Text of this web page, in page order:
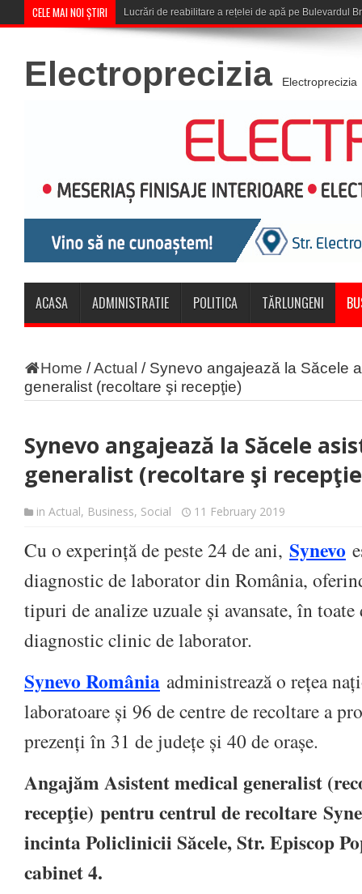
CELE MAI NOI ȘTIRI Corona Brașov se califică în Turul
Electroprecizia Electroprecizia
ACASA ADMINISTRATIE POLITICA TĂRLUNGENI
Home /Actual / Synevo angajează la Săcele
generalist (recoltare şi recepţie)
Synevo angajează la Săcele
generalist (recoltare şi
in Actual, Business, Social 11 February 2019
Cu o experință de peste 24 de ani, Synevo
diagnostic de laborator din România,
tipuri de analize uzuale și avansate, în
diagnostic clinic de laborator.
Synevo România administrează o rețea
laboratoare și 96 de centre de recoltare a
prezenți în 31 de județe și 40 de orașe.
Angajăm Asistent medical generalist
recepţie) pentru centrul de recoltare
incinta Policlinicii Săcele, Str. Episcop
cabinet 4.